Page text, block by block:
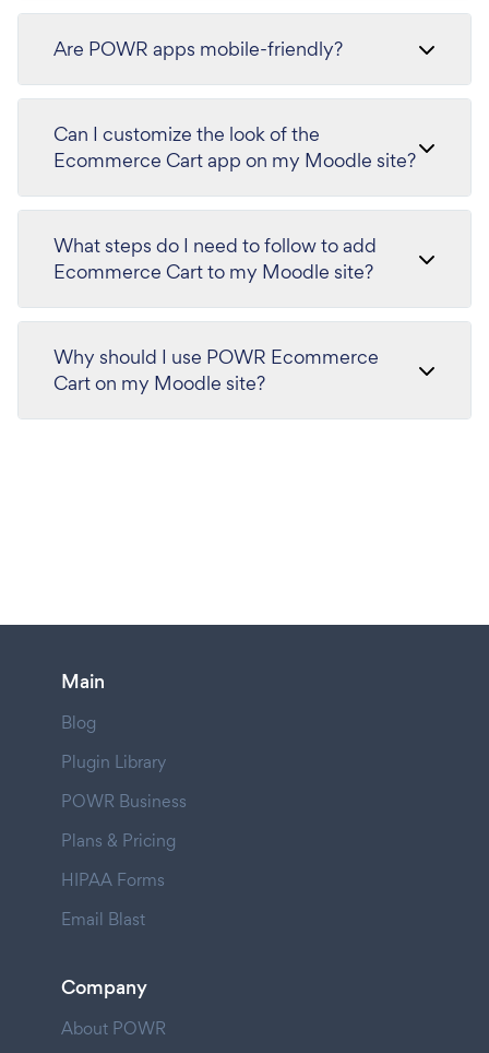
Are POWR apps mobile-friendly?
Can I customize the look of the
Ecommerce Cart app on my Moodle site?
What steps do I need to follow to add
Ecommerce Cart to my Moodle site?
Why should I use POWR Ecommerce
Cart on my Moodle site?
Main
Blog
Plugin Library
POWR Business
Plans & Pricing
HIPAA Forms
Email Blast
Company
About POWR